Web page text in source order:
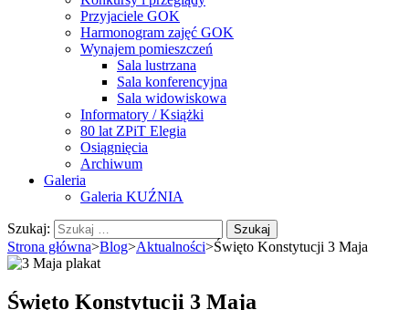
Przyjaciele GOK
Harmonogram zajęć GOK
Wynajem pomieszczeń
Sala lustrzana
Sala konferencyjna
Sala widowiskowa
Informatory / Książki
80 lat ZPiT Elegia
Osiągnięcia
Archiwum
Galeria
Galeria KUŹNIA
Szukaj:
Strona główna>Blog>Aktualności>Święto Konstytucji 3 Maja
Święto Konstytucji 3 Maja